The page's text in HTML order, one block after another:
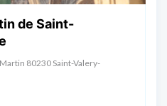
de Saint-
80230 Saint-Valery-